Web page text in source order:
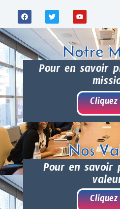
Notre
Pour en savoir
Nos
Pour en savoir